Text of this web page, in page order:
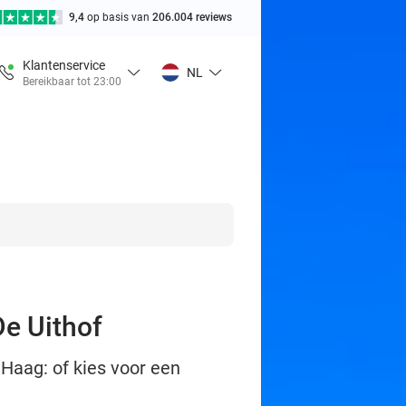
9,4 op basis van 206.004 reviews
Klantenservice
Bereikbaar tot 23:00
NL
Uithof
of kies voor een